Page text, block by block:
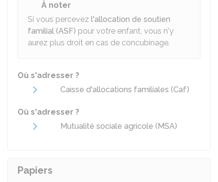
À noter
Si vous percevez l'allocation de soutien
familial (ASF) pour votre enfant, vous n'y
aurez plus droit en cas de concubinage.
Où s'adresser ?
Caisse d'allocations familiales (Caf)
Où s'adresser ?
Mutualité sociale agricole (MSA)
Papiers